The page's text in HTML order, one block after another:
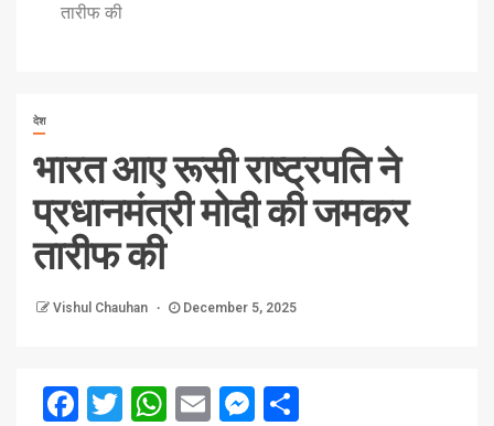
तारीफ की
देश
भारत आए रूसी राष्ट्रपति ने
प्रधानमंत्री मोदी की जमकर
तारीफ की
Vishul Chauhan December 5, 2025
Facebook
Twitter
WhatsApp
EmailMessenger